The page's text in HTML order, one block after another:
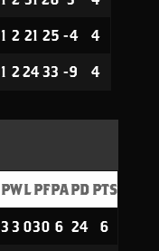
1 2 21 25 -4 4
1 22433 -9 4
PWL PFPAPD PTS
3 3 030 6 24 6